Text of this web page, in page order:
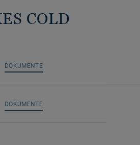
COLD
DOKUMENTE
DOKUMENTE